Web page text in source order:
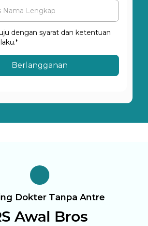
dengan syarat dan ketentuan
Berlangganan
Dokter Tanpa Antre
Awal Bros